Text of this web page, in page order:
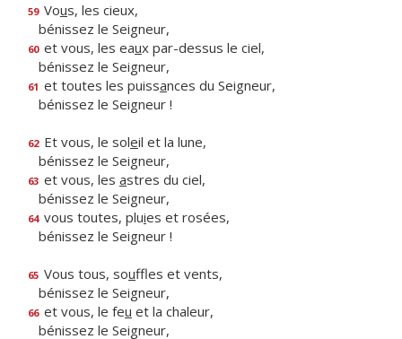
59 Vous, les cieux,
bénissez le Seigneur,
60 et vous, les eaux par-dessus le ciel,
bénissez le Seigneur,
61 et toutes les puissances du Seigneur,
bénissez le Seigneur !
62 Et vous, le soleil et la lune,
bénissez le Seigneur,
63 et vous, les astres du ciel,
bénissez le Seigneur,
64 vous toutes, pluies et rosées,
bénissez le Seigneur !
65 Vous tous, souffles et vents,
bénissez le Seigneur,
66 et vous, le feu et la chaleur,
bénissez le Seigneur,